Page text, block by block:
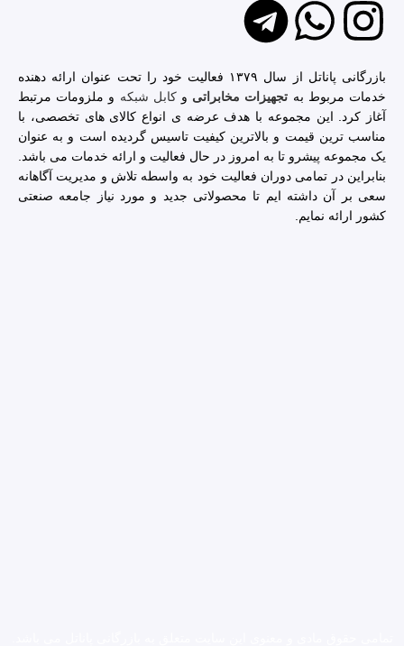
بازرگانی پاناتل از سال ۱۳۷۹ فعالیت خود را تحت عنوان ارائه دهنده
خدمات مربوط به تجهیزات مخابراتی وکابل شبکه و ملزومات مرتبط
آغاز کرد. این مجموعه با هدف عرضه ی انواع کالای های تخصصی، با
مناسب ترین قیمت و بالاترین کیفیت تاسیس گردیده است و به عنوان
یک مجموعه پیشرو تا به امروز در حال فعالیت و ارائه خدمات می باشد.
بنابراین در تمامی دوران فعالیت خود به واسطه تلاش و مدیریت آگاهانه
سعی بر آن داشته ایم تا محصولاتی جدید و مورد نیاز جامعه صنعتی
کشور ارائه نمایم.